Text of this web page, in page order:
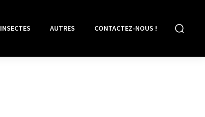
INSECTES AUTRES CONTACTEZ-NOUS !